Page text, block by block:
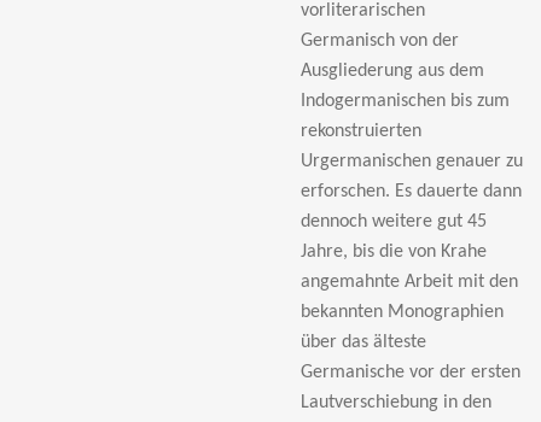
vorliterarischen
Germanisch von der
Ausgliederung aus dem
Indogermanischen bis zum
rekonstruierten
Urgermanischen genauer zu
erforschen. Es dauerte dann
dennoch weitere gut 45
Jahre, bis die von Krahe
angemahnte Arbeit mit den
bekannten Monographien
über das älteste
Germanische vor der ersten
Lautverschiebung in den